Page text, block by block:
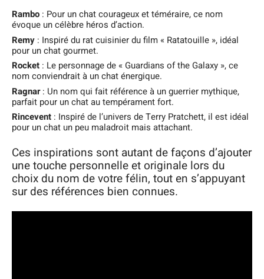
Rambo : Pour un chat courageux et téméraire, ce nom
évoque un célèbre héros d’action.
Remy : Inspiré du rat cuisinier du film « Ratatouille », idéal
pour un chat gourmet.
Rocket : Le personnage de « Guardians of the Galaxy », ce
nom conviendrait à un chat énergique.
Ragnar: Un nom qui fait référence à un guerrier mythique,
parfait pour un chat au tempérament fort.
Rincevent : Inspiré de l’univers de Terry Pratchett, il est idéal
pour un chat un peu maladroit mais attachant.
Ces inspirations sont autant de façons d’ajouter
une touche personnelle et originale lors du
choix du nom de votre félin, tout en s’appuyant
sur des références bien connues.